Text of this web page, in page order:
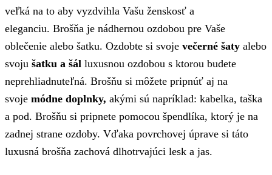
veľká na to aby vyzdvihla Vašu ženskosť a
eleganciu. Brošňa je nádhernou ozdobou pre Vaše
oblečenie alebo šatku. Ozdobte si svoje večerné šaty alebo
svoju šatku a šál luxusnou ozdobou s ktorou budete
neprehliadnuteľná. Brošňu si môžete pripnúť aj na
svoje módne doplnky, akými sú napríklad: kabelka, taška
a pod. Brošňu si pripnete pomocou špendlíka, ktorý je na
zadnej strane ozdoby. Vďaka povrchovej úprave si táto
luxusná brošňa zachová dlhotrvajúci lesk a jas.